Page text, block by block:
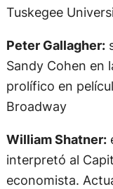
Tuskegee
Peter Gallagher:
Sandy Cohen en
prolífico en
Broadway
William Shatner:
interpretó al
economista.